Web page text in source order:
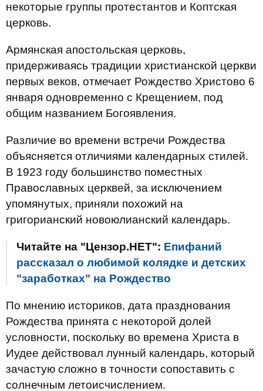
некоторые группы протестантов и Коптская
церковь.
Армянская апостольская церковь,
придерживаясь традиции христианской церкви
первых веков, отмечает Рождество Христово 6
января одновременно с Крещением, под
общим названием Богоявления.
Различие во времени встречи Рождества
объясняется отличиями календарных стилей.
В 1923 году большинство поместных
Православных церквей, за исключением
упомянутых, приняли похожий на
григорианский новоюлианский календарь.
Читайте на "Цензор.НЕТ": Епифаний
рассказал о любимой колядке и детских
"заработках" на Рождество
По мнению историков, дата празднования
Рождества принята с некоторой долей
условности, поскольку во времена Христа в
Иудее действовал лунный календарь, который
зачастую сложно в точности сопоставить с
солнечным летоисчислением.